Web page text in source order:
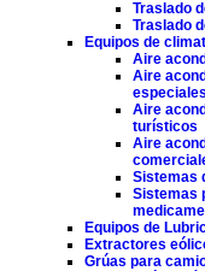
Traslado
Traslado
Equipos de
Aire
Aire
especiales
Aire
turísticos
Aire
Sistemas
Sistemas
Equipos de
Extractores
Grúas para